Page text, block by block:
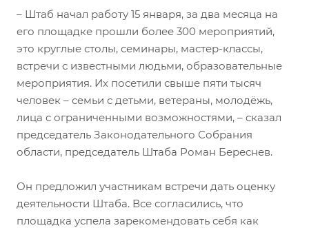
– Штаб начал работу 15 января, за два месяца на
его площадке прошли более 300 мероприятий,
это круглые столы, семинары, мастер-классы,
встречи с известными людьми, образовательные
мероприятия. Их посетили свыше пяти тысяч
человек – семьи с детьми, ветераны, молодёжь,
лица с ограниченными возможностями, – сказал
председатель Законодательного Собрания
области, председатель Штаба Роман Береснев.
Он предложил участникам встречи дать оценку
деятельности Штаба. Все согласились, что
площадка успела зарекомендовать себя как